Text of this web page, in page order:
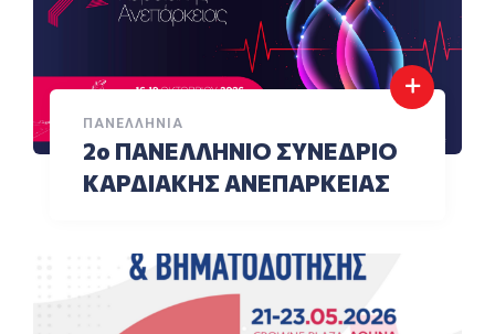
ΠΑΝΕΛΛΉΝΙΑ
2ο ΠΑΝΕΛΛΗΝΙΟ ΣΥΝΕΔΡΙΟ
ΚΑΡΔΙΑΚΗΣ ΑΝΕΠΑΡΚΕΙΑΣ